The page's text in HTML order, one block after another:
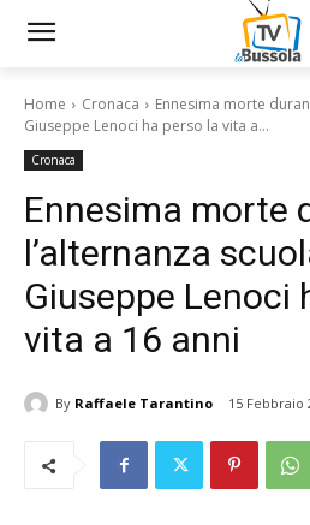
Home Cronaca
Ennesima morte
Giuseppe Lenoci ha perso la vita a...
Cronaca
Ennesima morte
l’alternanza
Giuseppe Lenoci
vita a 16 anni
By Raffaele Tarantino 15 Febbraio